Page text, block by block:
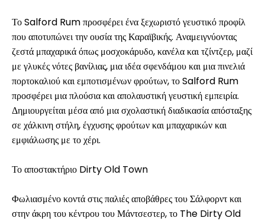
Το Salford Rum προσφέρει ένα ξεχωριστό γευστικό προφίλ
που αποτυπώνει την ουσία της Καραϊβικής. Αναμειγνύοντας
ζεστά μπαχαρικά όπως μοσχοκάρυδο, κανέλα και τζίντζερ, μαζί
με γλυκές νότες βανίλιας, μια ιδέα σφενδάμου και μια πινελιά
πορτοκαλιού και εμποτισμένων φρούτων, το Salford Rum
προσφέρει μια πλούσια και απολαυστική γευστική εμπειρία.
Δημιουργείται μέσα από μια σχολαστική διαδικασία απόσταξης
σε χάλκινη στήλη, έγχυσης φρούτων και μπαχαρικών και
εμφιάλωσης με το χέρι.
Το αποστακτήριο Dirty Old Town
Φωλιασμένο κοντά στις παλιές αποβάθρες του Σάλφορντ και
στην άκρη του κέντρου του Μάντσεστερ, το The Dirty Old